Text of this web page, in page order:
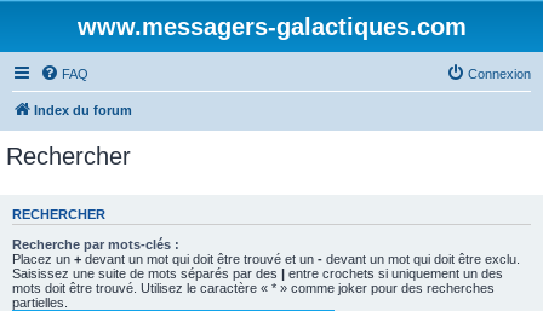
www.messagers-galactiques.com
FAQ Connexion
Index du forum
Rechercher
RECHERCHER
Recherche par mots-clés :
Placez un + devant un mot qui doit être trouvé et un - devant un mot qui doit être exclu.
Saisissez une suite de mots séparés par des | entre crochets si uniquement un des
mots doit être trouvé. Utilisez le caractère « * » comme joker pour des recherches
partielles.